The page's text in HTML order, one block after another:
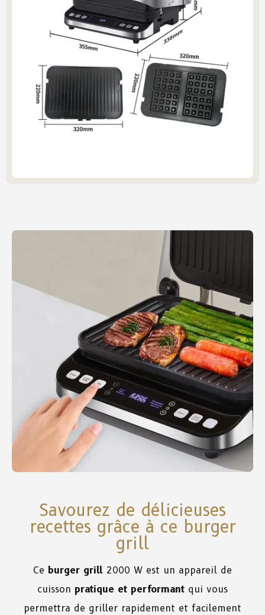
Savourez de délicieuses
recettes grâce à ce burger
grill
Ce burger grill 2000 W est un appareil de
cuisson pratique et performant qui vous
permettra de griller rapidement et facilement